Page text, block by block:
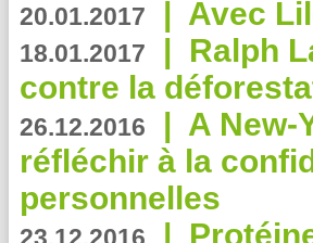
20.01.2017 | Avec
18.01.2017 | Ralph
contre la
26.12.2016 | A New-
réfléchir à la
personnelles
|